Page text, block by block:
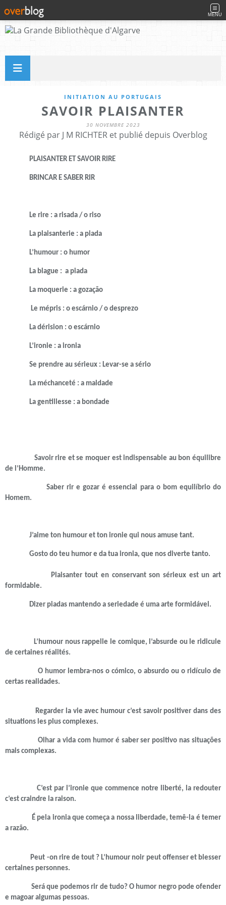
MENU
INITIATION AU PORTUGAIS
SAVOIR PLAISANTER
30 NOVEMBRE 2023
Rédigé par J M RICHTER et publié depuis Overblog
PLAISANTER ET SAVOIR RIRE
BRINCAR E SABER RIR
Le rire : a risada / o riso
La plaisanterie : a piada
L’humour : o humor
La blague : a piada
La moquerie : a gozação
Le mépris : o escárnio / o desprezo
La dérision : o escárnio
L’ironie : a ironia
Se prendre au sérieux : Levar-se a sério
La méchanceté : a maldade
La gentillesse : a bondade
Savoir rire et se moquer est indispensable au bon équilibre
de l’Homme.
Saber rir e gozar é essencial para o bom equilíbrio do
Homem.
J’aime ton humour et ton ironie qui nous amuse tant.
Gosto do teu humor e da tua ironia, que nos diverte tanto.
Plaisanter tout en conservant son sérieux est un art
formidable.
Dizer piadas mantendo a seriedade é uma arte formidável.
L’humour nous rappelle le comique, l’absurde ou le ridicule
de certaines réalités.
O humor lembra-nos o cómico, o absurdo ou o ridículo de
certas realidades.
Regarder la vie avec humour c’est savoir positiver dans des
situations les plus complexes.
Olhar a vida com humor é saber ser positivo nas situações
mais complexas.
C’est par l’ironie que commence notre liberté, la redouter
c’est craindre la raison.
É pela ironia que começa a nossa liberdade, temê-la é temer
a razão.
Peut -on rire de tout ? L’humour noir peut offenser et blesser
certaines personnes.
Será que podemos rir de tudo?O humor negro pode ofender
e magoar algumas pessoas.